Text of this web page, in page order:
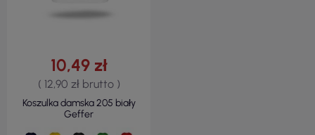
10,49 zł
( 12,90 zł brutto )
Koszulka damska 205 biały
Geffer